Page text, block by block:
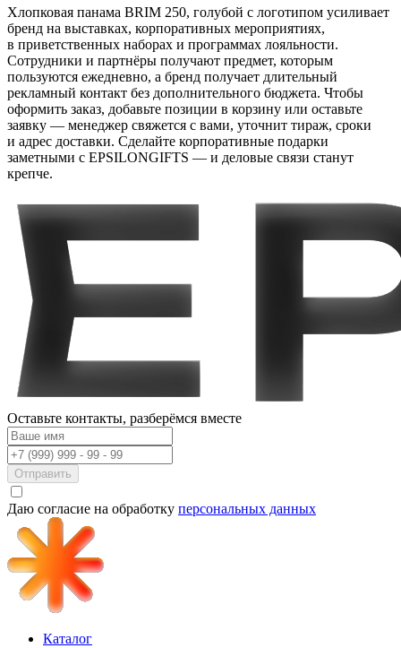
Хлопковая панама BRIM 250, голубой с логотипом усиливает
бренд на выставках, корпоративных мероприятиях,
в приветственных наборах и программах лояльности.
Сотрудники и партнёры получают предмет, которым
пользуются ежедневно, а бренд получает длительный
рекламный контакт без дополнительного бюджета. Чтобы
оформить заказ, добавьте позиции в корзину или оставьте
заявку — менеджер свяжется с вами, уточнит тираж, сроки
и адрес доставки. Сделайте корпоративные подарки
заметными с EPSILONGIFTS — и деловые связи станут
крепче.
Оставьте контакты, разберёмся вместе
Отправить
Даю согласие на обработку персональных данных
Каталог